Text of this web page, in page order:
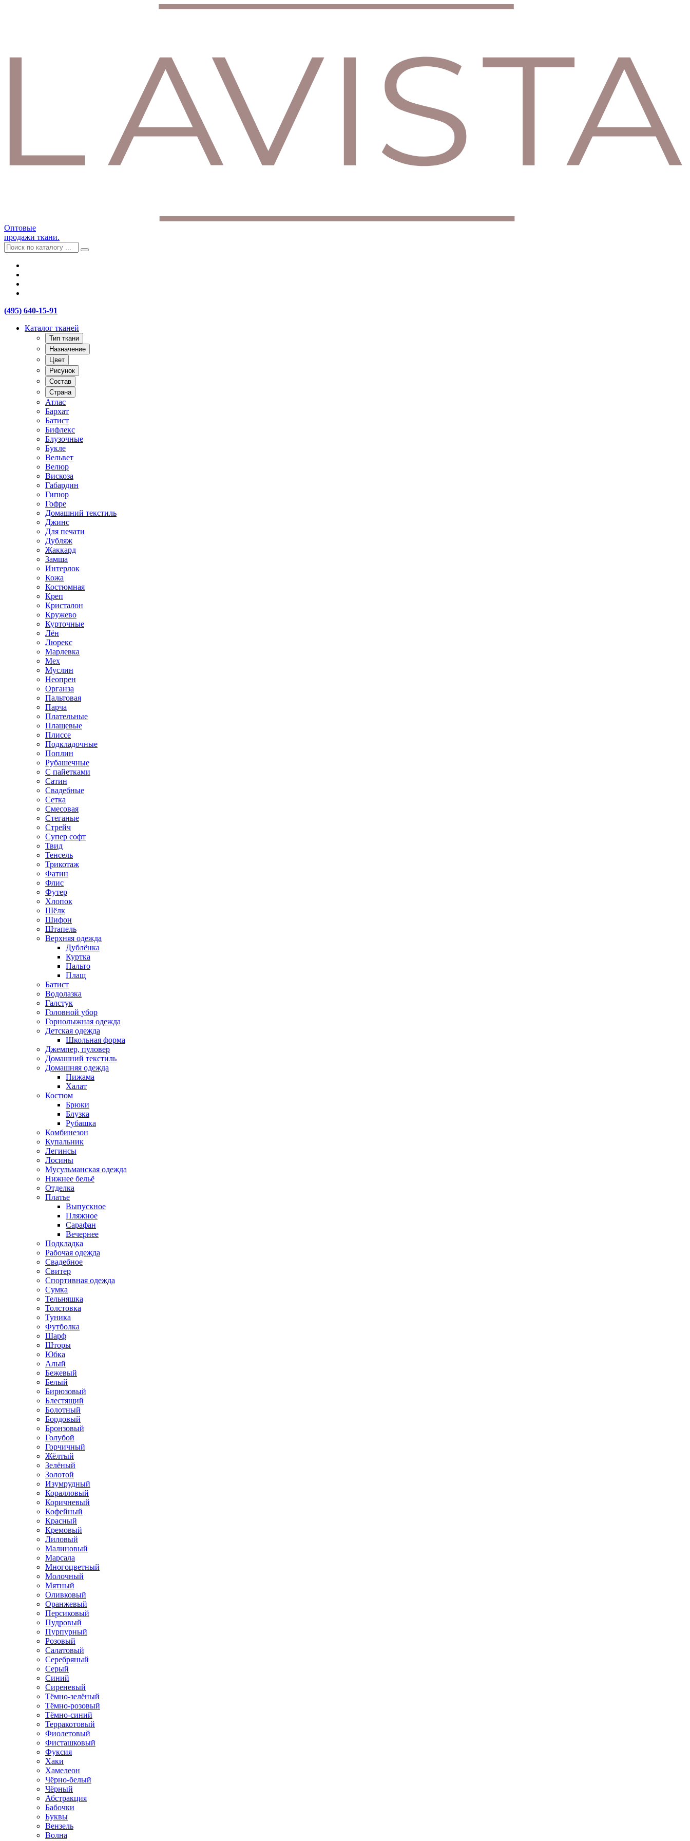
Оптовые
продажи ткани.
(495) 640-15-91
Каталог тканей
Тип ткани
Назначение
Цвет
Рисунок
Состав
Страна
Атлас
Бархат
Батист
Бифлекс
Блузочные
Букле
Вельвет
Велюр
Вискоза
Габардин
Гипюр
Гофре
Домашний текстиль
Джинс
Для печати
Дубляж
Жаккард
Замша
Интерлок
Кожа
Костюмная
Креп
Кристалон
Кружево
Курточные
Лён
Люрекс
Марлевка
Мех
Муслин
Неопрен
Органза
Пальтовая
Парча
Плательные
Плащевые
Плиссе
Подкладочные
Поплин
Рубашечные
С пайетками
Сатин
Свадебные
Сетка
Смесовая
Стеганые
Стрейч
Супер софт
Твид
Тенсель
Трикотаж
Фатин
Флис
Футер
Хлопок
Шёлк
Шифон
Штапель
Верхняя одежда
Дублёнка
Куртка
Пальто
Плащ
Батист
Водолазка
Галстук
Головной убор
Горнолыжная одежда
Детская одежда
Школьная форма
Джемпер, пуловер
Домашний текстиль
Домашняя одежда
Пижама
Халат
Костюм
Брюки
Блузка
Рубашка
Комбинезон
Купальник
Легинсы
Лосины
Мусульманская одежда
Нижнее бельё
Отделка
Платье
Выпускное
Пляжное
Сарафан
Вечернее
Подкладка
Рабочая одежда
Свадебное
Свитер
Спортивная одежда
Сумка
Тельняшка
Толстовка
Туника
Футболка
Шарф
Шторы
Юбка
Алый
Бежевый
Белый
Бирюзовый
Блестящий
Болотный
Бордовый
Бронзовый
Голубой
Горчичный
Жёлтый
Зелёный
Золотой
Изумрудный
Коралловый
Коричневый
Кофейный
Красный
Кремовый
Лиловый
Малиновый
Марсала
Многоцветный
Молочный
Мятный
Оливковый
Оранжевый
Персиковый
Пудровый
Пурпурный
Розовый
Салатовый
Серебряный
Серый
Синий
Сиреневый
Тёмно-зелёный
Тёмно-розовый
Тёмно-синий
Терракотовый
Фиолетовый
Фисташковый
Фуксия
Хаки
Хамелеон
Чёрно-белый
Чёрный
Абстракция
Бабочки
Буквы
Вензель
Волна